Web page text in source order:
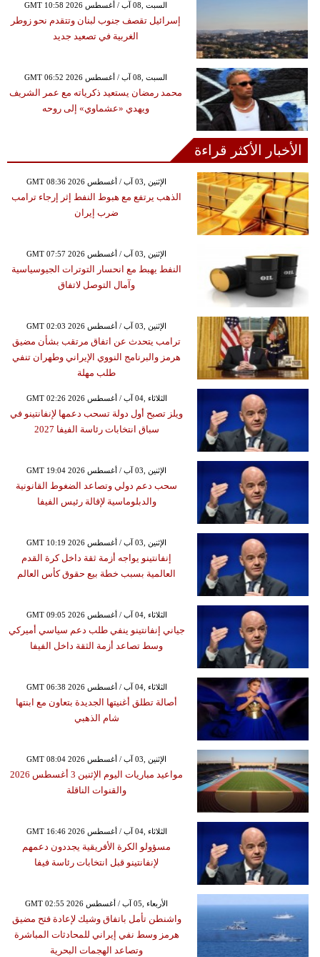
GMT 10:58 2026 السبت ,08 آب / أغسطس
إسرائيل تقصف جنوب لبنان وتتقدم نحو زوطر
الغربية في تصعيد جديد
GMT 06:52 2026 السبت ,08 آب / أغسطس
محمد رمضان يستعيد ذكرياته مع عمر الشريف
ويهدي «عشماوي» إلى روحه
الأخبار الأكثر قراءة
GMT 08:36 2026 الإثنين ,03 آب / أغسطس
الذهب يرتفع مع هبوط النفط إثر إرجاء ترامب
ضرب إيران
GMT 07:57 2026 الإثنين ,03 آب / أغسطس
النفط يهبط مع انحسار التوترات الجيوسياسية
وآمال التوصل لاتفاق
GMT 02:03 2026 الإثنين ,03 آب / أغسطس
ترامب يتحدث عن اتفاق مرتقب بشأن مضيق
هرمز والبرنامج النووي الإيراني وطهران تنفي
طلب مهلة
GMT 02:26 2026 الثلاثاء ,04 آب / أغسطس
ويلز تصبح أول دولة تسحب دعمها لإنفانتينو في
سباق انتخابات رئاسة الفيفا 2027
GMT 19:04 2026 الإثنين ,03 آب / أغسطس
سحب دعم دولي وتصاعد الضغوط القانونية
والدبلوماسية لإقالة رئيس الفيفا
GMT 10:19 2026 الإثنين ,03 آب / أغسطس
إنفانتينو يواجه أزمة ثقة داخل كرة القدم
العالمية بسبب خطة بيع حقوق كأس العالم
GMT 09:05 2026 الثلاثاء ,04 آب / أغسطس
جياني إنفانتينو ينفي طلب دعم سياسي أميركي
وسط تصاعد أزمة الثقة داخل الفيفا
GMT 06:38 2026 الثلاثاء ,04 آب / أغسطس
أصالة تطلق أغنيتها الجديدة بتعاون مع ابنتها
شام الذهبي
GMT 08:04 2026 الإثنين ,03 آب / أغسطس
مواعيد مباريات اليوم الإثنين 3 أغسطس 2026
والقنوات الناقلة
GMT 16:46 2026 الثلاثاء ,04 آب / أغسطس
مسؤولو الكرة الأفريقية يجددون دعمهم
لإنفانتينو قبل انتخابات رئاسة فيفا
GMT 02:55 2026 الأربعاء ,05 آب / أغسطس
واشنطن تأمل باتفاق وشيك لإعادة فتح مضيق
هرمز وسط نفي إيراني للمحادثات المباشرة
وتصاعد الهجمات البحرية